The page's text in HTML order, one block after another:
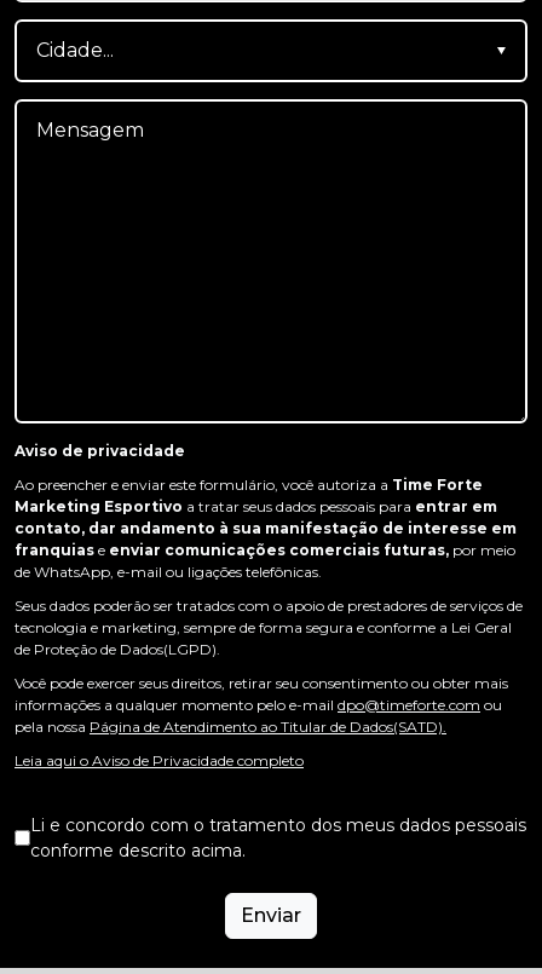
Aviso de privacidade
Ao preencher e enviar este formulário, você autoriza a Time Forte
Marketing Esportivo a tratar seus dados pessoais para entrar em
contato, dar andamento à sua manifestação de interesse em
franquias e enviar comunicações comerciais futuras, por meio
de WhatsApp, e-mail ou ligações telefônicas.
Seus dados poderão ser tratados com o apoio de prestadores de serviços de
tecnologia e marketing, sempre de forma segura e conforme a Lei Geral
de Proteção de Dados(LGPD).
Você pode exercer seus direitos, retirar seu consentimento ou obter mais
informações a qualquer momento pelo e-mail dpo@timeforte.com ou
pela nossa Página de Atendimento ao Titular de Dados(SATD).
Leia aqui o Aviso de Privacidade completo
Li e concordo com o tratamento dos meus dados pessoais
conforme descrito acima.